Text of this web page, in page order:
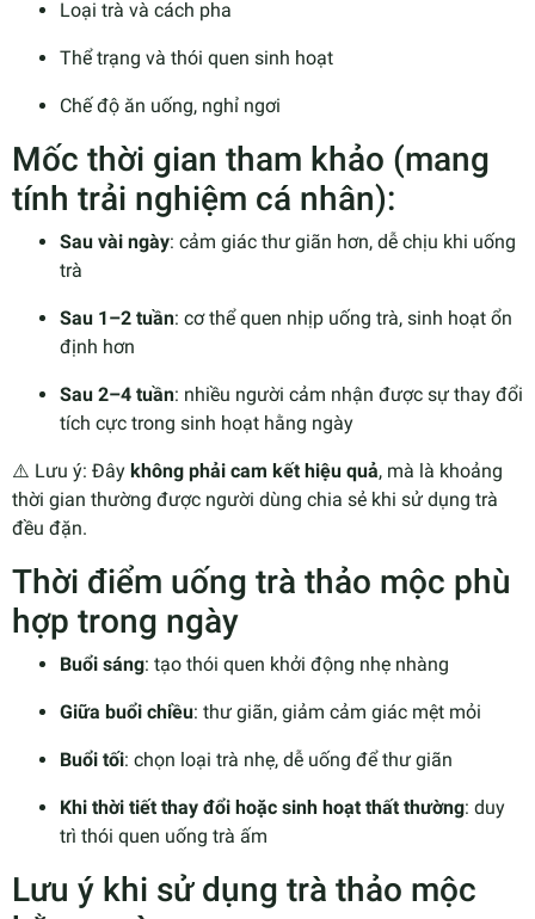
Loại trà và cách pha
Thể trạng và thói quen sinh hoạt
Chế độ ăn uống, nghỉ ngơi
Mốc thời gian tham khảo (mang
tính trải nghiệm cá nhân):
Sau vài ngày: cảm giác thư giãn hơn, dễ chịu khi uống
trà
Sau 1–2 tuần: cơ thể quen nhịp uống trà, sinh hoạt ổn
định hơn
Sau 2–4 tuần: nhiều người cảm nhận được sự thay đổi
tích cực trong sinh hoạt hằng ngày
⚠️ Lưu ý: Đây không phải cam kết hiệu quả, mà là khoảng
thời gian thường được người dùng chia sẻ khi sử dụng trà
đều đặn.
Thời điểm uống trà thảo mộc phù
hợp trong ngày
Buổi sáng: tạo thói quen khởi động nhẹ nhàng
Giữa buổi chiều: thư giãn, giảm cảm giác mệt mỏi
Buổi tối: chọn loại trà nhẹ, dễ uống để thư giãn
Khi thời tiết thay đổi hoặc sinh hoạt thất thường: duy
trì thói quen uống trà ấm
Lưu ý khi sử dụng trà thảo mộc